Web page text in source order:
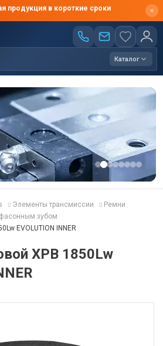
продукция в короткие сроки
Каталог
Элементы трансмиссии
Ремни
зубом
EVOLUTION INNER
XPB 1850Lw